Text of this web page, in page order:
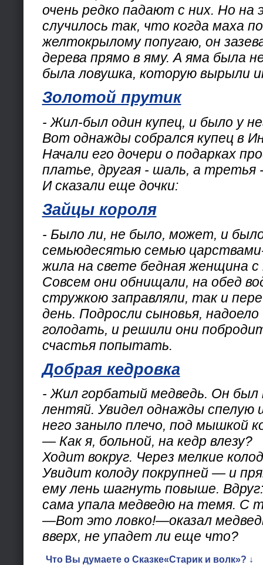
очень редко падают с них. Но на
случилось так, что когда маха
желтокрылому попугаю, он
дерева прямо в яму. А яма была
была ловушка, которую вырыли
Золотой прутик
- Жил-был один купец, и было у
Вот однажды собрался купец в
Начали его дочери о подарках
платье, другая - шаль, а третья
И сказали еще дочки:
Зайцы короля
- Было ли, не было, может, и
семьюдесятью семью
жила на свете бедная женщина
Совсем они обнищали, на обед
стружкою заправляли, так и
день. Подросли сыновья,
голодать, и решили они
счастья попытать.
Добрая кедровка
- Жил горбатый медведь. Он
лентяй. Увидел однажды
него заныло плечо, под мышкой
— Как я, больной, на кедр влезу?
Ходит вокруг. Через мелкие
Увидит колоду покрупней — и
ему лень шагнуть повыше.
сама упала медведю на темя. С
—Вот это ловко!—оказал
вверх, не упадет ли еще что?
Что Вы думаете о Сказке«Старик и волк»? ↓